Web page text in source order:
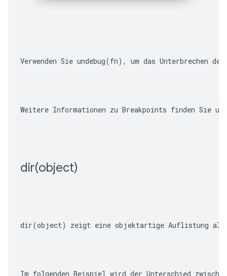
Verwenden Sie undebug(fn) , um das Unterbrechen
Weitere Informationen zu Breakpoints finden Sie
dir(object)
dir(object) zeigt eine objektartige Auflistung
Im folgenden Beispiel wird der Unterschied